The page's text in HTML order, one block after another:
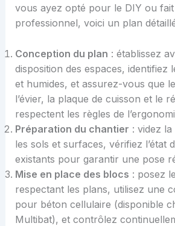
vous ayez opté pour le DIY ou
professionnel, voici un plan
Conception du plan : établissez
disposition des espaces, identifiez
et humides, et assurez-vous que
l’évier, la plaque de cuisson et le
respectent les règles de
Préparation du chantier : videz
les sols et surfaces, vérifiez l’état
existants pour garantir une pose
Mise en place des blocs : posez
respectant les plans, utilisez une
pour béton cellulaire (disponible
Multibat), et contrôlez